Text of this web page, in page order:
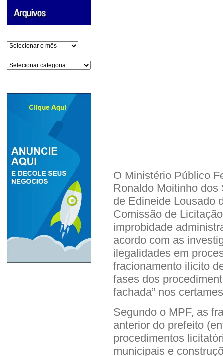
Arquivos
Categorias
O Ministério Público
Ronaldo Moitinho
de Edineide Lousado
Comissão de
improbidade
acordo com as
ilegalidades em
fracionamento ilícito
fases dos
fachada” nos
Segundo o MPF, as
anterior do prefeito
procedimentos
municipais e